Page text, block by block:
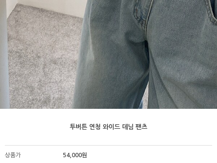
투버튼 연청 와이드 데님 팬츠
상품가 54,000원